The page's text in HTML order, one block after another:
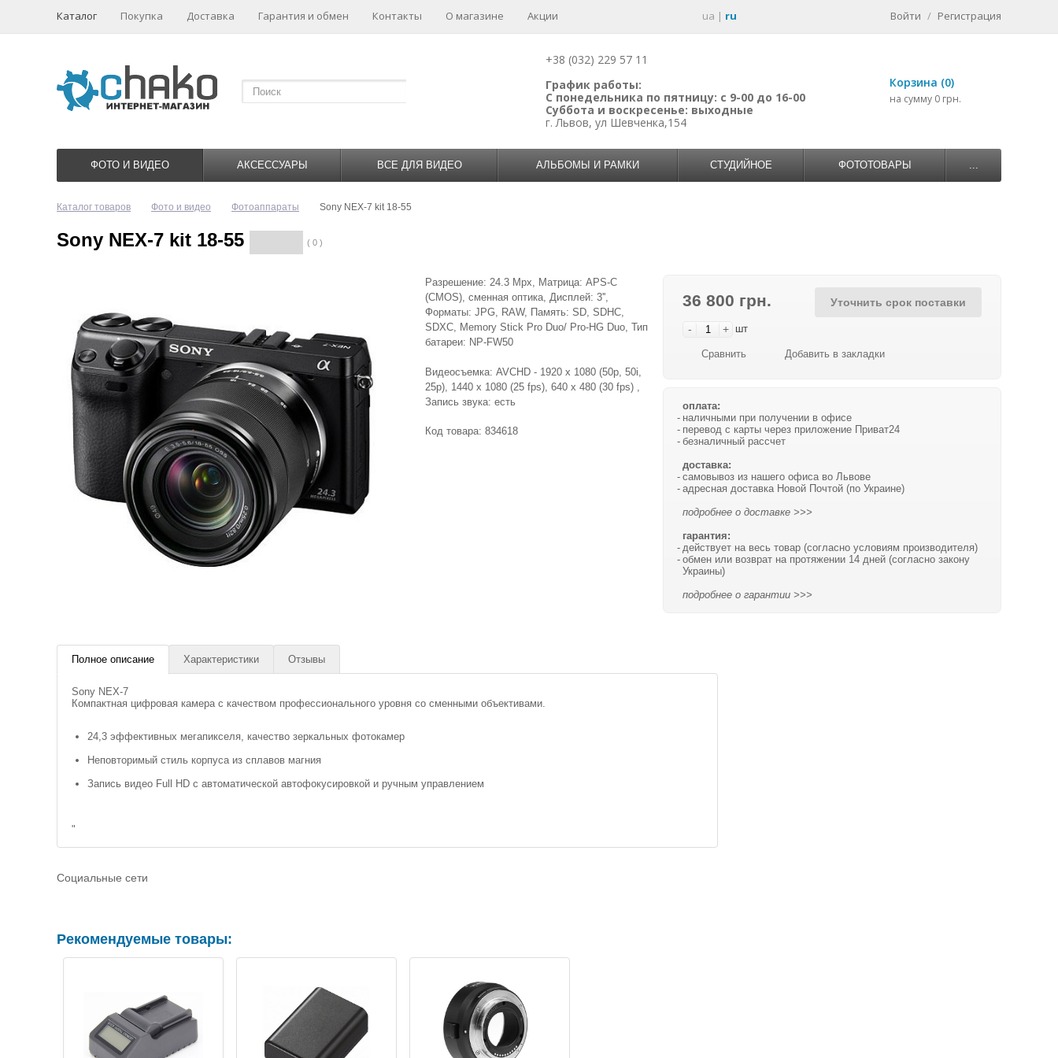
Каталог Покупка Доставка Гарантия и обмен Контакты О магазине Акции ua | ru Войти / Регистрация
+38 (032) 229 57 11
График работы:
С понедельника по пятницу: с 9-00 до 16-00
Суббота и воскресенье: выходные
г. Львов, ул Шевченка,154
Корзина (0)
на сумму 0 грн.
ФОТО И ВИДЕО АКСЕССУАРЫ ВСЕ ДЛЯ ВИДЕО АЛЬБОМЫ И РАМКИ СТУДИЙНОЕ ФОТОТОВАРЫ ...
Каталог товаров Фото и видео Фотоаппараты Sony NEX-7 kit 18-55
Sony NEX-7 kit 18-55 ( 0 )
36 800 грн.
- + шт
Уточнить срок поставки
Сравнить Добавить в закладки
оплата:
наличными при получении в офисе
перевод с карты через приложение Приват24
безналичный рассчет
доставка:
самовывоз из нашего офиса во Львове
адресная доставка Новой Почтой (по Украине)
подробнее о доставке >>>
гарантия:
действует на весь товар (согласно условиям производителя)
обмен или возврат на протяжении 14 дней (согласно закону
Украины)
подробнее о гарантии >>>
Разрешение: 24.3 Mpx, Матрица: APS-C
(CMOS), сменная оптика, Дисплей: 3'',
Форматы: JPG, RAW, Память: SD, SDHC,
SDXC, Memory Stick Pro Duo/ Pro-HG Duo, Тип
батареи: NP-FW50
Видеосъемка: AVCHD - 1920 x 1080 (50p, 50i,
25p), 1440 x 1080 (25 fps), 640 x 480 (30 fps) ,
Запись звука: есть
Код товара: 834618
Полное описание Характеристики Отзывы
Sony NEX-7
Компактная цифровая камера с качеством профессионального уровня со сменными объективами.
24,3 эффективных мегапикселя, качество зеркальных фотокамер
Неповторимый стиль корпуса из сплавов магния
Запись видео Full HD с автоматической автофокусировкой и ручным управлением
"
Социальные сети
Рекомендуемые товары: